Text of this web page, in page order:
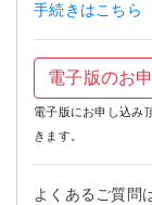
手続きはこちら
電子版のお
電子版にお申し込み
きます。
よくあるご質問